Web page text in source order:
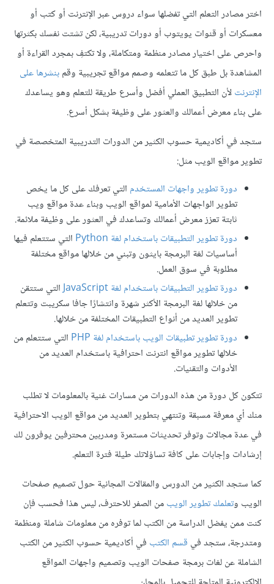
اختر مصادر التعلم التي تفضلها سواء دروس عبر الإنترنت أو كتب أو
معسكرات أو قنوات يويتوب أو دورات تدريبية، لكن تشتت نفسك بكثرتها
واحرص على اختيار مصادر منظمة ومتكاملة، ولا تكتفِ بمجرد القراءة أو
المشاهدة بل طبق كل ما تتعلمه وصمم مواقع تجريبية وقمبنشرها على
الإنترنتلأن التطبيق العملي أفضل وأسرع طريقة للتعلم وهو يساعدك
على بناء معرض أعمالك والعثور على وظيفة بشكل أسرع.
ستجد في أكاديمية حسوب الكثير من الدورات التدريبية المتخصصة في
تطوير مواقع الويب مثل:
دورة تطوير واجهات المستخدم التي تعرفك على كل ما يخص
تطوير الواجهات الأمامية لمواقع الويب وبناء عدة مواقع ويب
ثابتة تعزز معرض أعمالك وتساعدك في العثور على وظيفة ملائمة.
دورة تطوير التطبيقات باستخدام لغة Python
التي ستتعلم فيها
أساسيات لغة البرمجة بايثون وتبني من خلالها مواقع مختلفة
مطلوبة في سوق العمل.
دورة تطوير التطبيقات باستخدام لغة JavaScript
التي ستتقن
من خلالها لغة البرمجة الأكثر شهرة وانتشارًا جافا سكريبت وتتعلم
تطوير العديد من أنواع التطبيقات المختلفة من خلالها.
دورة تطوير تطبيقات الويب باستخدام لغة PHP
التي ستتعلم من
خلالها تطوير مواقع انترنت احترافية باستخدام العديد من
الأدوات والتقنيات.
تتكون كل دورة من هذه الدورات من مسارات غنية بالمعلومات لا تطلب
منك أي معرفة مسبقة وتنتهي بتطوير العديد من مواقع الويب الاحترافية
في عدة مجالات وتوفر تحديثات مستمرة ومدربين محترفين يوفرون لك
إرشادات وإجابات على كافة تساؤلاتك طيلة فترة التعلم.
كما ستجد الكثير من الدورس والمقالات المجانية حول تصميم صفحات
الويب وتعلمك تطوير الويبمن الصفر للاحترف، ليس هذا فحسب فإن
كنت ممن يفضل الدراسة من الكتب لما توفره من معلومات شاملة ومنظمة
ومتدرجة، ستجد في قسم الكتب في أكاديمية حسوب الكثير من الكتب
الشاملة عن لغات برمجة صفحات الويب وتصميم واجهات المواقع